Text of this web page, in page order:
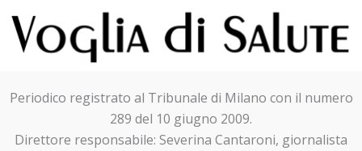
Periodico registrato al Tribunale di Milano con il numero
289 del 10 giugno 2009.
Direttore responsabile: Severina Cantaroni, giornalista